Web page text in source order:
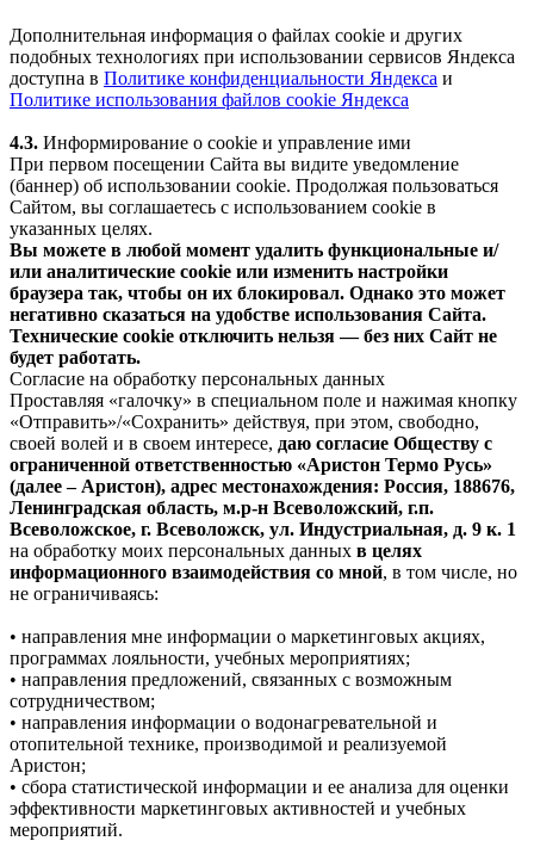
Дополнительная информация о файлах cookie и других
подобных технологиях при использовании сервисов Яндекса
доступна в Политике конфиденциальности Яндекса и
Политике использования файлов cookie Яндекса
4.3. Информирование о cookie и управление ими
При первом посещении Сайта вы видите уведомление
(баннер) об использовании cookie. Продолжая пользоваться
Сайтом, вы соглашаетесь с использованием cookie в
указанных целях.
Вы можете в любой момент удалить функциональные и/
или аналитические cookie или изменить настройки
браузера так, чтобы он их блокировал. Однако это может
негативно сказаться на удобстве использования Сайта.
Технические cookie отключить нельзя — без них Сайт не
будет работать.
Согласие на обработку персональных данных
Проставляя «галочку» в специальном поле и нажимая кнопку
«Отправить»/«Сохранить» действуя, при этом, свободно,
своей волей и в своем интересе, даю согласие Обществу с
ограниченной ответственностью «Аристон Термо Русь»
(далее – Аристон), адрес местонахождения: Россия, 188676,
Ленинградская область, м.р-н Всеволожский, г.п.
Всеволожское, г. Всеволожск, ул. Индустриальная, д. 9 к. 1
на обработку моих персональных данных в целях
информационного взаимодействия со мной, в том числе, но
не ограничиваясь:
• направления мне информации о маркетинговых акциях,
программах лояльности, учебных мероприятиях;
• направления предложений, связанных с возможным
сотрудничеством;
• направления информации о водонагревательной и
отопительной технике, производимой и реализуемой
Аристон;
• сбора статистической информации и ее анализа для оценки
эффективности маркетинговых активностей и учебных
мероприятий.